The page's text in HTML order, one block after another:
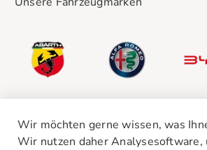
Wir möchten gerne wissen, was
Wir nutzen daher